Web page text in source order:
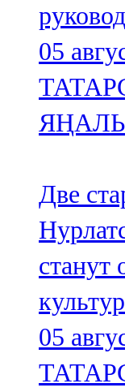
05
Две
станут
05